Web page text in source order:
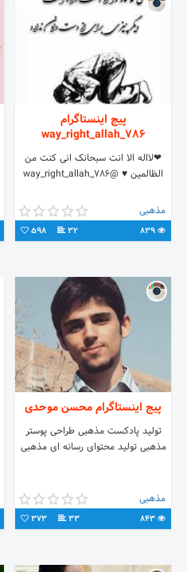
پیج اینستاگرام
way_right_allah_786
❤لااله الا انت سبحانک انی کنت من
الظالمین ♥ @way_right_allah_786
مذهبی
32
598
پیج اینستاگرام محسن موحدی
تولید پادکست مذهبی طراحی پوستر
مذهبی تولید محتوای رسانه ای مذهبی
مذهبی
33
373